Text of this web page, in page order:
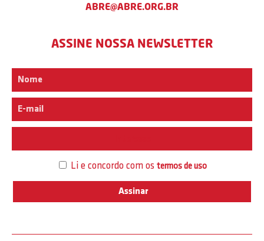
ABRE@ABRE.ORG.BR
ASSINE NOSSA NEWSLETTER
Li e concordo com os termos de uso